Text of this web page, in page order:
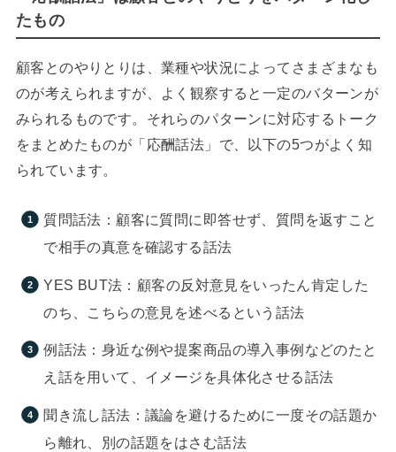
たもの
顧客とのやりとりは、業種や状況によってさまざまなも
のが考えられますが、よく観察すると一定のバターンが
みられるものです。それらのパターンに対応するトーク
をまとめたものが「応酬話法」で、以下の5つがよく知
られています。
質問話法：顧客に質問に即答せず、質問を返すこと
で相手の真意を確認する話法
YES BUT法：顧客の反対意見をいったん肯定した
のち、こちらの意見を述べるという話法
例話法：身近な例や提案商品の導入事例などのたと
え話を用いて、イメージを具体化させる話法
聞き流し話法：議論を避けるために一度その話題か
ら離れ、別の話題をはさむ話法